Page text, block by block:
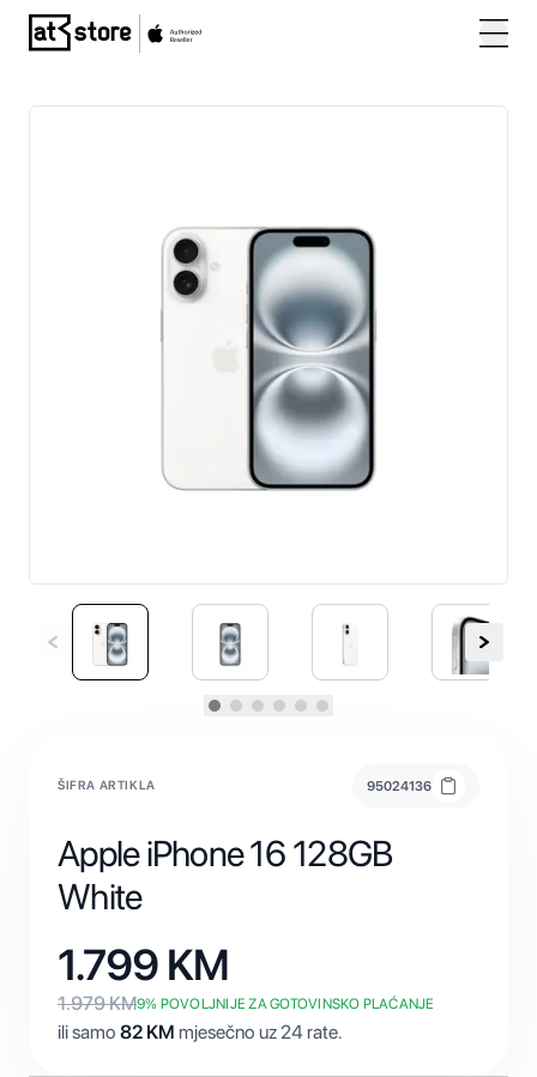
Posjetite početnu stranicu AT Store
ŠIFRA ARTIKLA 95024136
Apple iPhone 16 128GB
White
1.799 KM
1.979KM9% POVOLJNIJE ZA GOTOVINSKO PLAĆANJE
ili samo 82 KM mjesečno uz 24 rate.